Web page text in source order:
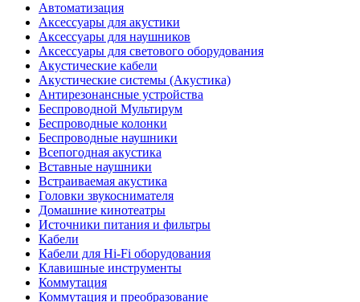
Автоматизация
Аксессуары для акустики
Аксессуары для наушников
Аксессуары для светового оборудования
Акустические кабели
Акустические системы (Акустика)
Антирезонансные устройства
Беспроводной Мультирум
Беспроводные колонки
Беспроводные наушники
Всепогодная акустика
Вставные наушники
Встраиваемая акустика
Головки звукоснимателя
Домашние кинотеатры
Источники питания и фильтры
Кабели
Кабели для Hi-Fi оборудования
Клавишные инструменты
Коммутация
Коммутация и преобразование